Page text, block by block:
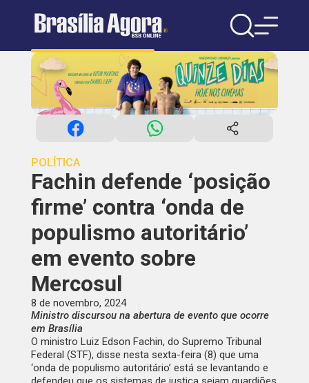
POLÍTICA
Fachin defende ‘posição
firme’ contra ‘onda de
populismo autoritário’
em evento sobre
Mercosul
8 de novembro, 2024
Ministro discursou na abertura de evento que ocorre
em Brasília
O ministro Luiz Edson Fachin, do Supremo Tribunal
Federal (STF), disse nesta sexta-feira (8) que uma
‘onda de populismo autoritário’ está se levantando e